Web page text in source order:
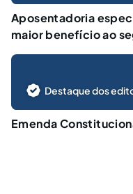
Aposentadoria
maior benefício ao
Destaque dos
Emenda